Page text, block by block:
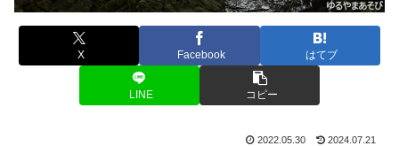
X Facebook はてブ
LINE コピー
2022.05.30 2024.07.21